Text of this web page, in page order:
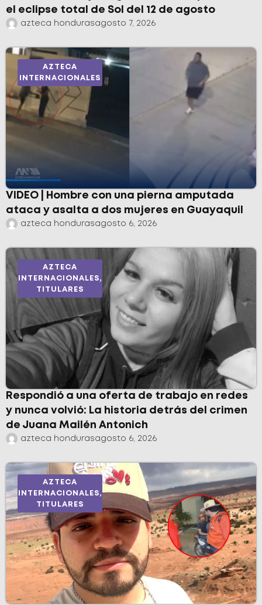
el eclipse total de Sol del 12 de agosto
azteca hondurasagosto 7, 2026
AZTECA
INTERNACIONALES
VIDEO | Hombre con una pierna amputada
ataca y asalta a dos mujeres en Guayaquil
azteca hondurasagosto 6, 2026
AZTECA
INTERNACIONALES,
TITULARES
Respondió a una oferta de trabajo en redes
y nunca volvió: La historia detrás del crimen
de Juana Mailén Antonich
azteca hondurasagosto 6, 2026
AZTECA
INTERNACIONALES,
TITULARES